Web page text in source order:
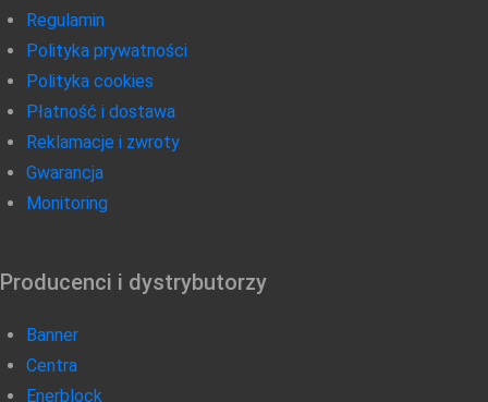
Regulamin
Polityka prywatności
Polityka cookies
Płatność i dostawa
Reklamacje i zwroty
Gwarancja
Monitoring
Producenci i dystrybutorzy
Banner
Centra
Enerblock